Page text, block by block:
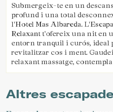
Submergeix-te en un descans
profund i una total
l'Hotel Mas Albareda. L'
Relaxant t'ofereix una nit en
entorn tranquil i curós, ideal
revitalitzar cos i ment.
relaxant massatge,
bellesa natural que t'envolta i
submergeixes en la
d'aquest exclusiu refugi.
El paquet inclou:
d'habitació desitjada
Un massatge relaxant o
Altres